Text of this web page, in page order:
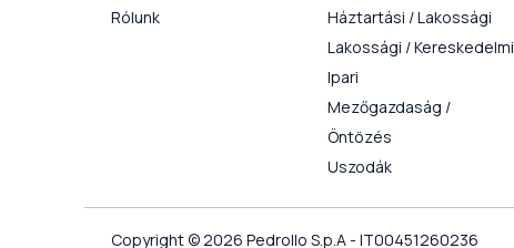
Rólunk
Háztartási / Lakossági
Lakossági / Kereskedelmi
Ipari
Mezőgazdaság /
Öntözés
Uszodák
Copyright © 2026 Pedrollo S.p.A - IT00451260236